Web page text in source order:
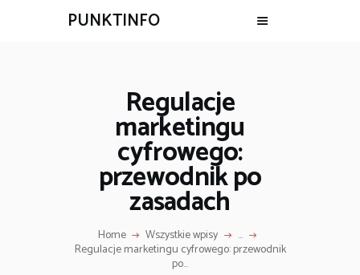
PUNKTINFO
Regulacje
marketingu
cyfrowego:
przewodnik po
zasadach
Home Wszystkie wpisy ...
Regulacje marketingu cyfrowego: przewodnik
po...